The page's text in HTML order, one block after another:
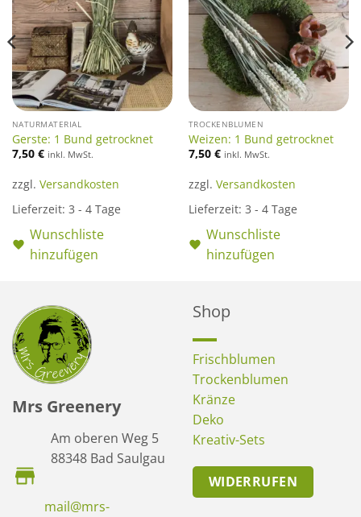
NATURMATERIAL
Gerste: 1 Bund getrocknet
7,50 € inkl. MwSt.
zzgl. Versandkosten
Lieferzeit: 3 - 4 Tage
Wunschliste
hinzufügen
TROCKENBLUMEN
Weizen: 1 Bund getrocknet
7,50 € inkl. MwSt.
zzgl. Versandkosten
Lieferzeit: 3 - 4 Tage
Wunschliste
hinzufügen
Mrs Greenery
Am oberen Weg 5
88348 Bad Saulgau
mail@mrs-
Shop
Frischblumen
Trockenblumen
Kränze
Deko
Kreativ-Sets
WIDERRUFEN